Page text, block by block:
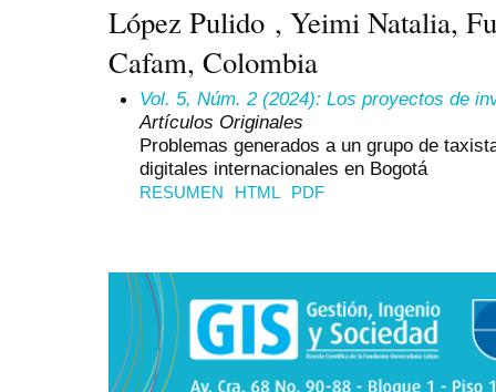
López Pulido , Yeimi Natalia,
Cafam, Colombia
Vol. 5, Núm. 2 (2024): Los proyectos de
Artículos Originales
Problemas generados a un grupo de
digitales internacionales en Bogotá
RESUMEN HTML PDF